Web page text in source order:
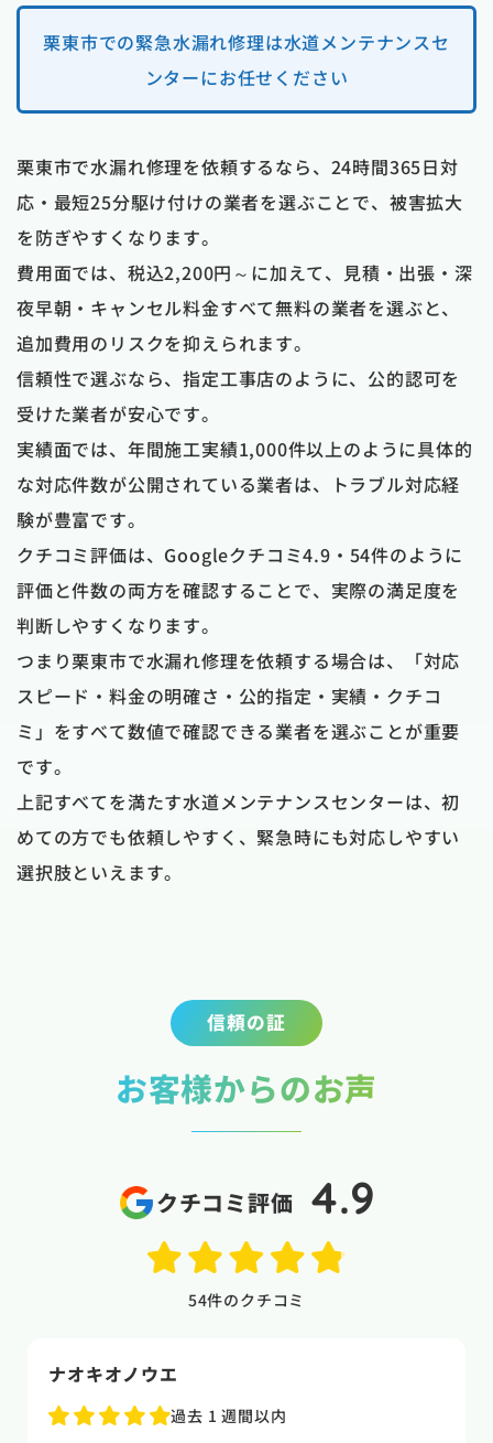
栗東市での緊急水漏れ修理は水道メンテナンスセ
ンターにお任せください
栗東市で水漏れ修理を依頼するなら、24時間365日対
応・最短25分駆け付けの業者を選ぶことで、被害拡大
を防ぎやすくなります。
費用面では、税込2,200円～に加えて、見積・出張・深
夜早朝・キャンセル料金すべて無料の業者を選ぶと、
追加費用のリスクを抑えられます。
信頼性で選ぶなら、指定工事店のように、公的認可を
受けた業者が安心です。
実績面では、年間施工実績1,000件以上のように具体的
な対応件数が公開されている業者は、トラブル対応経
験が豊富です。
クチコミ評価は、Googleクチコミ4.9・54件のように
評価と件数の両方を確認することで、実際の満足度を
判断しやすくなります。
つまり栗東市で水漏れ修理を依頼する場合は、「対応
スピード・料金の明確さ・公的指定・実績・クチコ
ミ」をすべて数値で確認できる業者を選ぶことが重要
です。
上記すべてを満たす水道メンテナンスセンターは、初
めての方でも依頼しやすく、緊急時にも対応しやすい
選択肢といえます。
信頼の証
お客様からのお声
クチコミ評価 4.9
54件のクチコミ
naoki higasi
1 か月前